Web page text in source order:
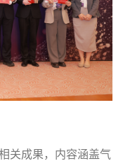
关成果，内容涵盖气